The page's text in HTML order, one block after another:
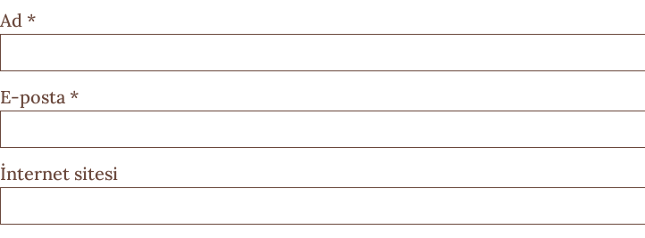
Ad *
E-posta *
İnternet sitesi